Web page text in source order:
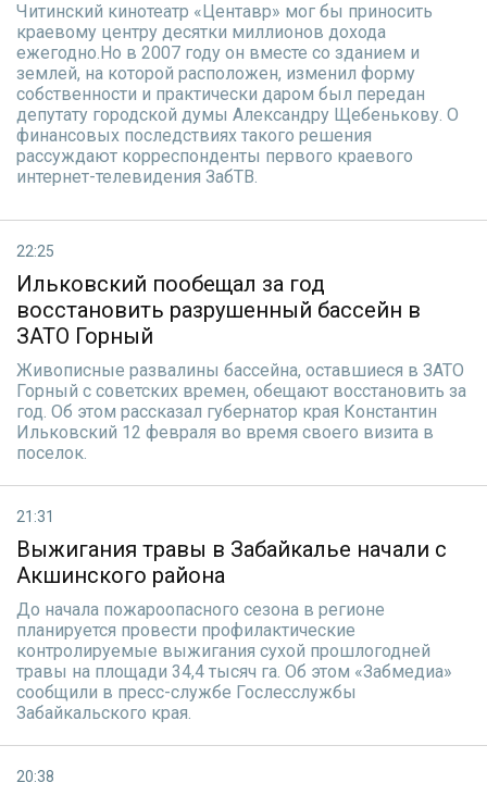
Читинский кинотеатр «Центавр» мог бы приносить
краевому центру десятки миллионов дохода
ежегодно.Но в 2007 году он вместе со зданием и
землей, на которой расположен, изменил форму
собственности и практически даром был передан
депутату городской думы Александру Щебенькову. О
финансовых последствиях такого решения
рассуждают корреспонденты первого краевого
интернет-телевидения ЗабТВ.
22:25
Ильковский пообещал за год
восстановить разрушенный бассейн в
ЗАТО Горный
Живописные развалины бассейна, оставшиеся в ЗАТО
Горный с советских времен, обещают восстановить за
год. Об этом рассказал губернатор края Константин
Ильковский 12 февраля во время своего визита в
поселок.
21:31
Выжигания травы в Забайкалье начали с
Акшинского района
До начала пожароопасного сезона в регионе
планируется провести профилактические
контролируемые выжигания сухой прошлогодней
травы на площади 34,4 тысяч га. Об этом «Забмедиа»
сообщили в пресс-службе Гослесслужбы
Забайкальского края.
20:38